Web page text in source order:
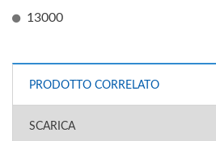
13000
PRODOTTO CORRELATO
SCARICA